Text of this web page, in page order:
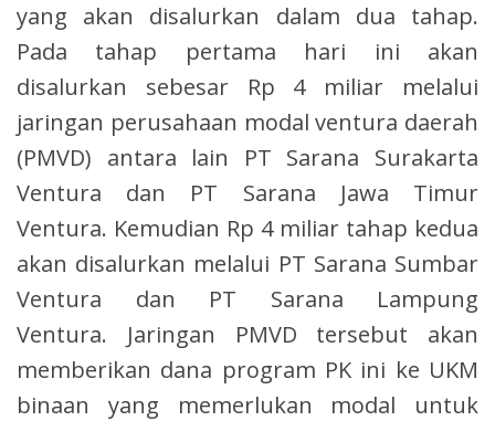
yang akan disalurkan dalam dua tahap.
Pada tahap pertama hari ini akan
disalurkan sebesar Rp 4 miliar melalui
jaringan perusahaan modal ventura daerah
(PMVD) antara lain PT Sarana Surakarta
Ventura dan PT Sarana Jawa Timur
Ventura. Kemudian Rp 4 miliar tahap kedua
akan disalurkan melalui PT Sarana Sumbar
Ventura dan PT Sarana Lampung
Ventura. Jaringan PMVD tersebut akan
memberikan dana program PK ini ke UKM
binaan yang memerlukan modal untuk